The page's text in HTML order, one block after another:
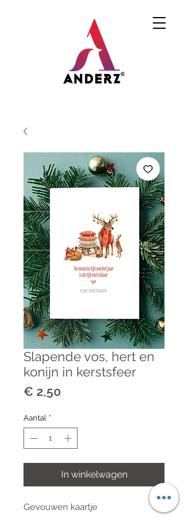
Slapende vos, hert en
konijn in kerstsfeer
€ 2,50
Aantal *
In winkelwagen
Gevouwen kaartje